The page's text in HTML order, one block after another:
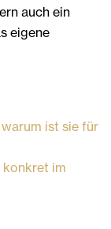
auch ein
eigene
ist sie für
konkret im